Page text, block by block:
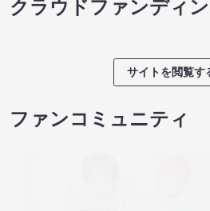
８月本公演（8/1～8/23）